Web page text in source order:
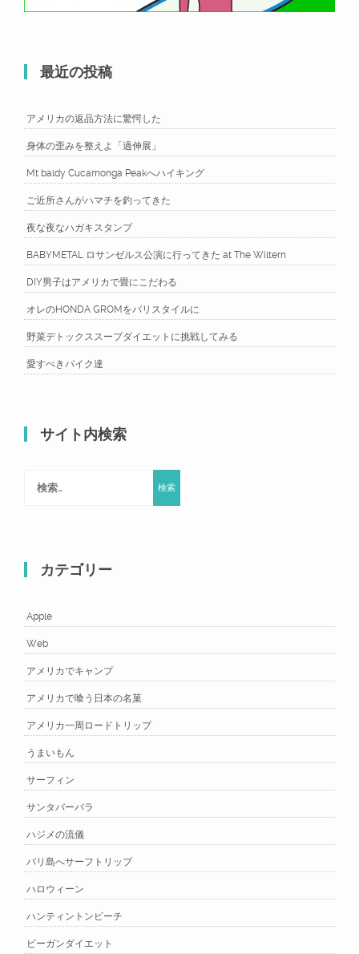
最近の投稿
アメリカの返品方法に驚愕した
身体の歪みを整えよ「過伸展」
Mt baldy Cucamonga Peakへハイキング
ご近所さんがハマチを釣ってきた
夜な夜なハガキスタンプ
BABYMETAL ロサンゼルス公演に行ってきた at The Wiltern
DIY男子はアメリカで畳にこだわる
オレのHONDA GROMをバリスタイルに
野菜デトックススープダイエットに挑戦してみる
愛すべきバイク達
サイト内検索
カテゴリー
Apple
Web
アメリカでキャンプ
アメリカで喰う日本の名菓
アメリカ一周ロードトリップ
うまいもん
サーフィン
サンタバーバラ
ハジメの流儀
バリ島へサーフトリップ
ハロウィーン
ハンティントンビーチ
ビーガンダイエット